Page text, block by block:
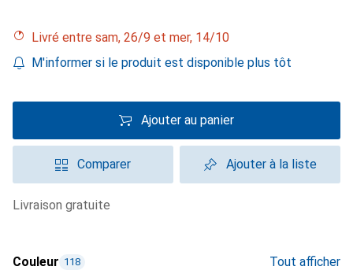
Livré entre sam, 26/9 et mer, 14/10
M'informer si le produit est disponible plus tôt
Ajouter au panier
Comparer Ajouter à la liste
livraison gratuite
Couleur 118 Tout afficher